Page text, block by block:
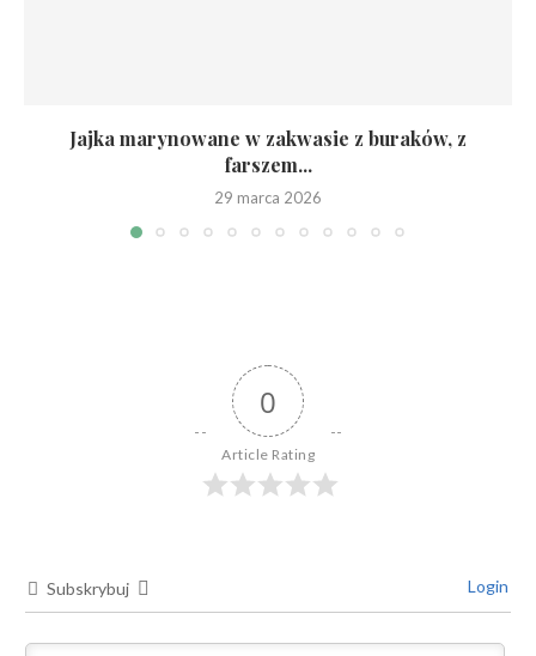
Jajka marynowane w zakwasie z buraków, z
farszem...
29 marca 2026
0
Article Rating
Subskrybuj Login